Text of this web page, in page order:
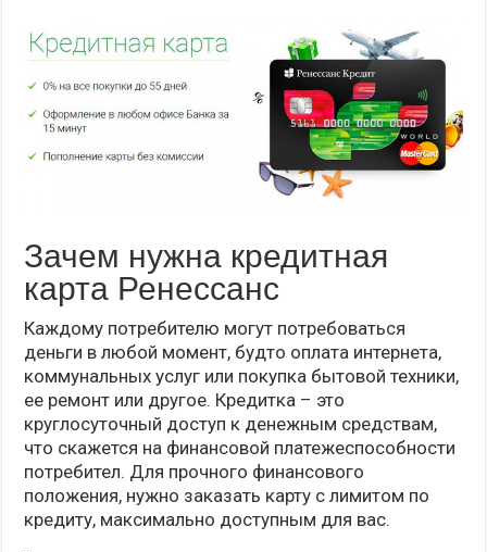
Зачем нужна кредитная
карта Ренессанс
Каждому потребителю могут потребоваться
деньги в любой момент, будто оплата интернета,
коммунальных услуг или покупка бытовой техники,
ее ремонт или другое. Кредитка – это
круглосуточный доступ к денежным средствам,
что скажется на финансовой платежеспособности
потребител. Для прочного финансового
положения, нужно заказать карту с лимитом по
кредиту, максимально доступным для вас.